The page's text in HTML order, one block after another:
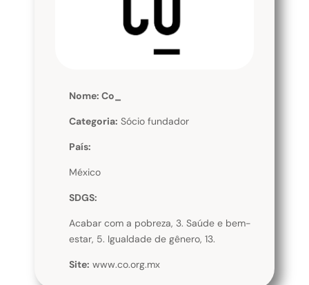
Nome: Co_
Categoria: Sócio fundador
País:
México
SDGS:
Acabar com a pobreza, 3. Saúde e bem-
estar, 5. Igualdade de gênero, 13.
Site: www.co.org.mx